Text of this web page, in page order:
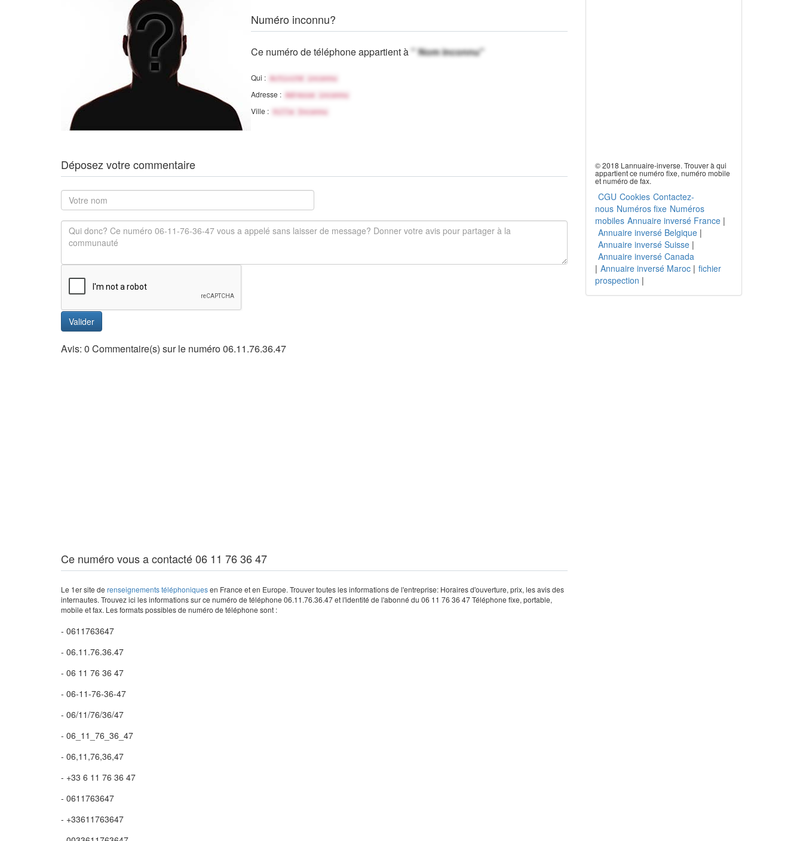
Numéro inconnu?
Ce numéro de téléphone appartient à" Nom inconnu"
Qui : Activité inconnu
Adresse : Adresse inconnu
Ville : Ville Inconnu
Déposez votre commentaire
Valider
Avis: 0 Commentaire(s) sur le numéro 06.11.76.36.47
Ce numéro vous a contacté 06 11 76 36 47
Le 1er site de renseignements téléphoniquesen France et en Europe. Trouver toutes les informations de l'entreprise: Horaires d'ouverture, prix, les avis des
internautes. Trouvez ici les informations sur ce numéro de téléphone 06.11.76.36.47 et l'identité de l'abonné du 06 11 76 36 47 Téléphone fixe, portable,
mobile et fax. Les formats possibles de numéro de téléphone sont :
- 0611763647
- 06.11.76.36.47
- 06 11 76 36 47
- 06-11-76-36-47
- 06/11/76/36/47
- 06_11_76_36_47
- 06,11,76,36,47
- +33 6 11 76 36 47
- 0611763647
- +33611763647
© 2018 Lannuaire-inverse. Trouver à qui
appartient ce numéro fixe, numéro mobile
et numéro de fax.
CGU Cookies Contactez-
nous Numéros fixe Numéros
mobiles Annuaire inversé France|
Annuaire inversé Belgique|
Annuaire inversé Suisse|
Annuaire inversé Canada
| Annuaire inversé Maroc| fichier
prospection |